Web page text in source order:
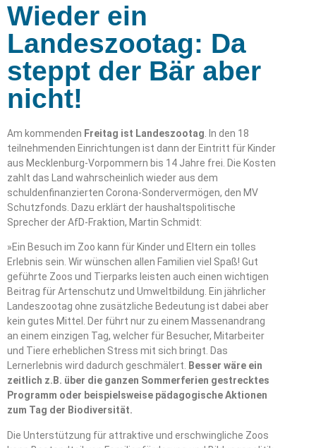
Wieder ein
Landeszootag: Da
steppt der Bär aber
nicht!
Am kommenden Freitag ist Landeszootag . In den 18
teilnehmenden Einrichtungen ist dann der Eintritt für Kinder
aus Mecklenburg-Vorpommern bis 14 Jahre frei. Die Kosten
zahlt das Land wahrscheinlich wieder aus dem
schuldenfinanzierten Corona-Sondervermögen, den MV
Schutzfonds. Dazu erklärt der haushaltspolitische
Sprecher der AfD-Fraktion, Martin Schmidt:
»Ein Besuch im Zoo kann für Kinder und Eltern ein tolles
Erlebnis sein. Wir wünschen allen Familien viel Spaß! Gut
geführte Zoos und Tierparks leisten auch einen wichtigen
Beitrag für Artenschutz und Umweltbildung. Ein jährlicher
Landeszootag ohne zusätzliche Bedeutung ist dabei aber
kein gutes Mittel. Der führt nur zu einem Massenandrang
an einem einzigen Tag, welcher für Besucher, Mitarbeiter
und Tiere erheblichen Stress mit sich bringt. Das
Lernerlebnis wird dadurch geschmälert. Besser wäre ein
zeitlich z.B. über die ganzen Sommerferien gestrecktes
Programm oder beispielsweise pädagogische Aktionen
zum Tag der Biodiversität.
Die Unterstützung für attraktive und erschwingliche Zoos